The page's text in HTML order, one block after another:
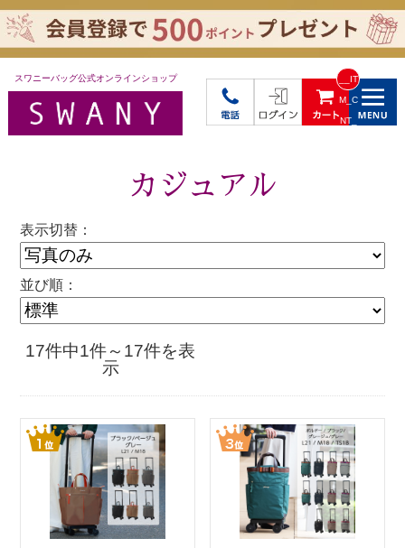
スワニーバッグ公式オンラインショップ __IT
M_C
NT_
カジュアル
表示切替：
並び順：
17件中1件～17件を表
示